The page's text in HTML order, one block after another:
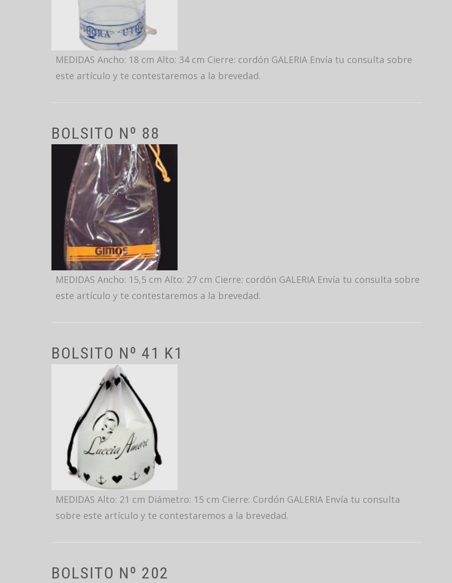
MEDIDAS Ancho: 18 cm Alto: 34 cm Cierre: cordón GALERIA Envía tu consulta sobre
este artículo y te contestaremos a la brevedad.
BOLSITO Nº 88
MEDIDAS Ancho: 15,5 cm Alto: 27 cm Cierre: cordón GALERIA Envía tu consulta sobre
este artículo y te contestaremos a la brevedad.
BOLSITO Nº 41 K1
MEDIDAS Alto: 21 cm Diámetro: 15 cm Cierre: Cordón GALERIA Envía tu consulta
sobre este artículo y te contestaremos a la brevedad.
BOLSITO Nº 202